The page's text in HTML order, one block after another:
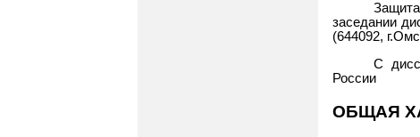
заседании
(644092,
С
России
ОБЩАЯ